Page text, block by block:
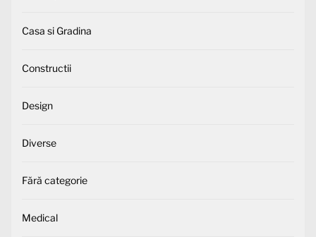
Casa si Gradina
Constructii
Design
Diverse
Fără categorie
Medical